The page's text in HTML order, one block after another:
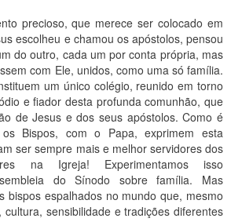
precioso, que merece ser colocado em
escolheu e chamou os apóstolos, pensou
do outro, cada um por conta própria, mas
com Ele, unidos, como uma só família.
um único colégio, reunido em torno
e fiador desta profunda comunhão, que
de Jesus e dos seus apóstolos. Como é
Bispos, com o Papa, exprimem esta
ser sempre mais e melhor servidores dos
na Igreja! Experimentamos isso
do Sínodo sobre família. Mas
bispos espalhados no mundo que, mesmo
cultura, sensibilidade e tradições diferentes